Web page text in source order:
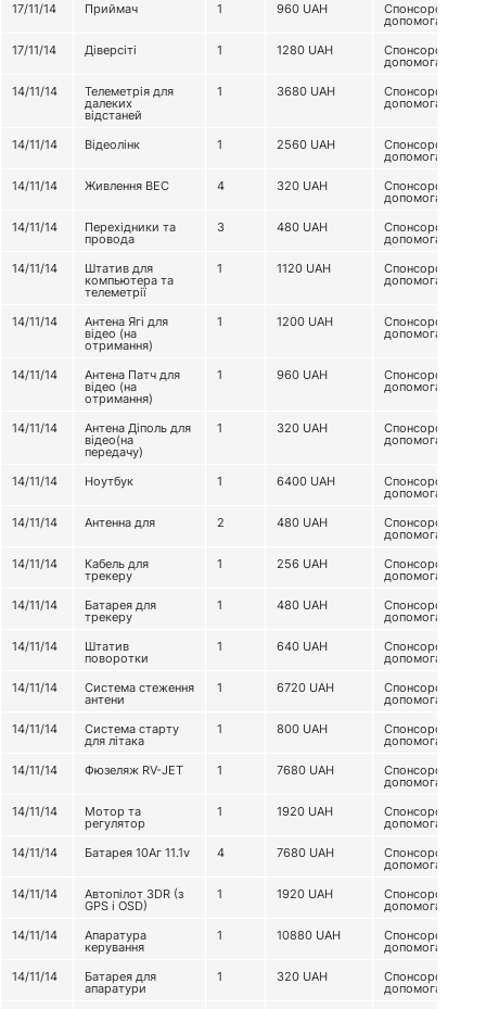
17/11/14
Приймач 1 960 UAH Спонсорська
допомога
17/11/14
Діверсіті 1 1280 UAH Спонсорська
допомога
14/11/14
Телеметрія для
далеких
відстаней
1 3680 UAH Спонсорська
допомога
14/11/14 Відеолінк 1 2560 UAH Спонсорська
допомога
14/11/14
Живлення ВЕС 4 320 UAH Спонсорська
допомога
14/11/14
Перехідники та
провода
3 480 UAH Спонсорська
допомога
14/11/14
Штатив для
компьютера та
телеметрії
1 1120 UAH Спонсорська
допомога
14/11/14 Антена Ягі для
відео (на
отримання)
1 1200 UAH Спонсорська
допомога
14/11/14 Антена Патч для
відео (на
отримання)
1 960 UAH Спонсорська
допомога
14/11/14 Антена Діполь для
відео(на
передачу)
1 320 UAH Спонсорська
допомога
14/11/14 Ноутбук 1 6400 UAH Спонсорська
допомога
14/11/14
Антенна для 2 480 UAH Спонсорська
допомога
14/11/14
Кабель для
трекеру
1 256 UAH Спонсорська
допомога
14/11/14
Батарея для
трекеру
1 480 UAH Спонсорська
допомога
14/11/14
Штатив
поворотки
1 640 UAH Спонсорська
допомога
14/11/14
Система стеження
антени
1 6720 UAH Спонсорська
допомога
14/11/14
Система старту
для літака
1 800 UAH Спонсорська
допомога
14/11/14
Фюзеляж RV-JET 1 7680 UAH Спонсорська
допомога
14/11/14
Мотор та
регулятор
1 1920 UAH Спонсорська
допомога
14/11/14
Батарея 10Аг 11.1v 4 7680 UAH Спонсорська
допомога
14/11/14
Автопілот 3DR (з
GPS і OSD)
1 1920 UAH Спонсорська
допомога
14/11/14
Апаратура
керування
1 10880 UAH Спонсорська
допомога
14/11/14
Батарея для
апаратури
1 320 UAH Спонсорська
допомога